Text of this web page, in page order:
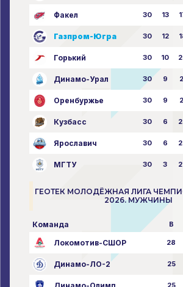
Факел 30 13
Газпром-Югра 30 12
Горький 30 10
Динамо-Урал 30 9
Оренбуржье 30 9
Кузбасс 30 6
Ярославич 30 6
МГТУ 30 3
ГЕОТЕК МОЛОДЁЖНАЯ ЛИГА
2026. МУЖЧИНЫ
Команда В
Локомотив-СШОР 28
Динамо-ЛО-2 25
25